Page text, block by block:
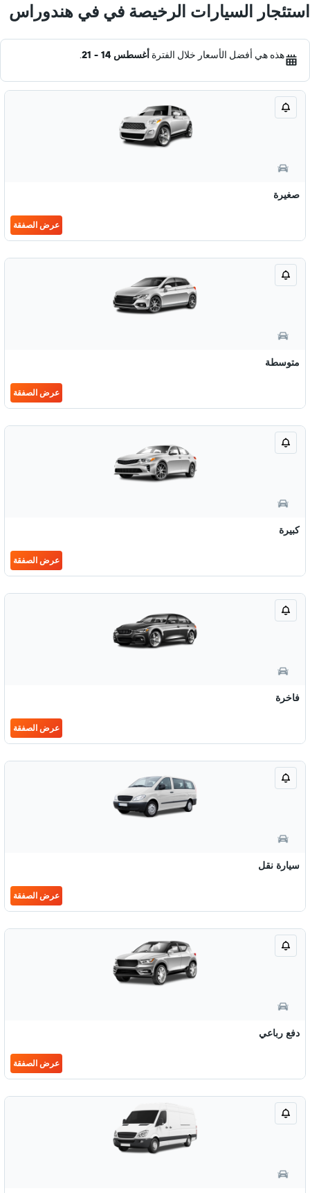
استئجار السيارات الرخيصة في في هندوراس
هذه هي أفضل الأسعار خلال الفترة أغسطس 14 - 21 .
صغيرة
عرض الصفقة
متوسطة
عرض الصفقة
كبيرة
عرض الصفقة
فاخرة
عرض الصفقة
سيارة نقل
عرض الصفقة
دفع رباعي
عرض الصفقة